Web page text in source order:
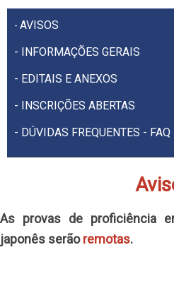
- AVISOS
- INFORMAÇÕES GERAIS
- EDITAIS E ANEXOS
- INSCRIÇÕES ABERTAS
- DÚVIDAS FREQUENTES - FAQ
As provas de proficiência
japonês serãoremotas.